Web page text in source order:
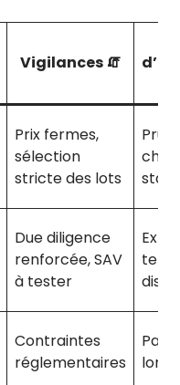
Vigilances 🧯
Prix fermes,
sélection
stricte des lots
Due diligence
renforcée, SAV
à tester
Contraintes
réglementaires
long